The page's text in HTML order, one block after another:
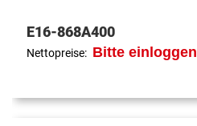
E16-868A400
Nettopreise: Bitte einloggen